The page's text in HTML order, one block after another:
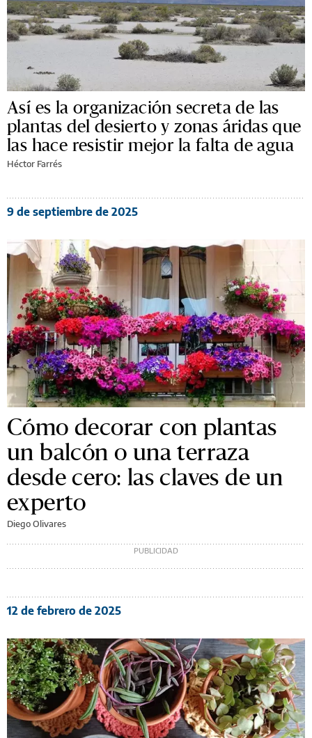
Así es la organización secreta de las
plantas del desierto y zonas áridas que
las hace resistir mejor la falta de agua
Héctor Farrés
9 de septiembre de 2025
Cómo decorar con plantas
un balcón o una terraza
desde cero: las claves de un
experto
Diego Olivares
12 de febrero de 2025